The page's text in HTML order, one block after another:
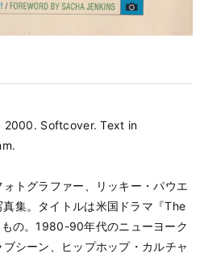
2000. Softcover. Text in
トグラファー、リッキー・パウエ
集。タイトルは米国ドラマ『The
の。1980-90年代のニューヨーク
シーン、ヒップホップ・カルチャ